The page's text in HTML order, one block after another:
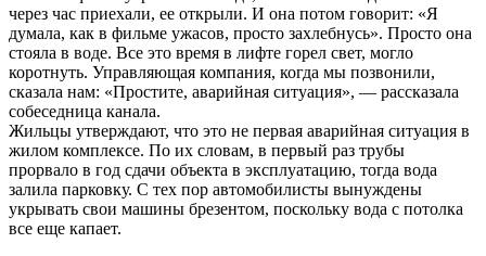
через час приехали, ее открыли. И она потом говорит: «Я
думала, как в фильме ужасов, просто захлебнусь». Просто она
стояла в воде. Все это время в лифте горел свет, могло
коротнуть. Управляющая компания, когда мы позвонили,
сказала нам: «Простите, аварийная ситуация», — рассказала
собеседница канала.
Жильцы утверждают, что это не первая аварийная ситуация в
жилом комплексе. По их словам, в первый раз трубы
прорвало в год сдачи объекта в эксплуатацию, тогда вода
залила парковку. С тех пор автомобилисты вынуждены
укрывать свои машины брезентом, поскольку вода с потолка
все еще капает.